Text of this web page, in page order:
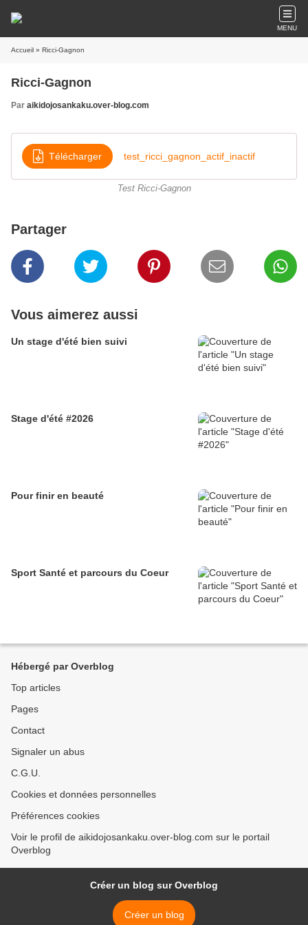
MENU
Accueil » Ricci-Gagnon
Ricci-Gagnon
Par aikidojosankaku.over-blog.com
Télécharger test_ricci_gagnon_actif_inactif
Test Ricci-Gagnon
Partager
Vous aimerez aussi
Un stage d'été bien suivi
Stage d'été #2026
Pour finir en beauté
Sport Santé et parcours du Coeur
Hébergé par Overblog
Top articles
Pages
Contact
Signaler un abus
C.G.U.
Cookies et données personnelles
Préférences cookies
Voir le profil de aikidojosankaku.over-blog.com sur le portail
Overblog
Créer un blog sur Overblog
Créer un blog